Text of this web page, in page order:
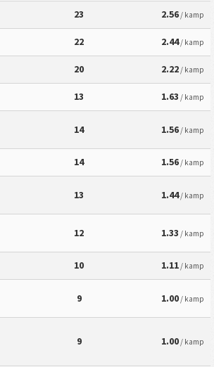
23 2.56/ kamp
22 2.44/ kamp
20 2.22/ kamp
13 1.63 / kamp
14 1.56/ kamp
14 1.56/ kamp
13 1.44/ kamp
12 1.33 / kamp
10 1.11/ kamp
9 1.00/ kamp
9 1.00/ kamp